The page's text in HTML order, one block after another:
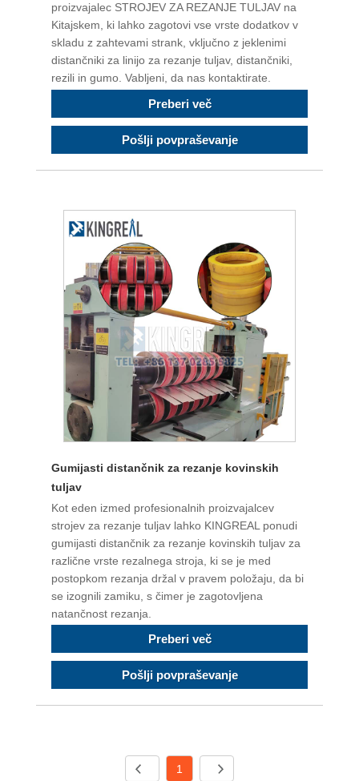
proizvajalec STROJEV ZA REZANJE TULJAV na
Kitajskem, ki lahko zagotovi vse vrste dodatkov v
skladu z zahtevami strank, vključno z jeklenimi
distančniki za linijo za rezanje tuljav, distančniki,
rezili in gumo. Vabljeni, da nas kontaktirate.
Preberi več
Pošlji povpraševanje
Gumijasti distančnik za rezanje kovinskih
tuljav
Kot eden izmed profesionalnih proizvajalcev
strojev za rezanje tuljav lahko KINGREAL ponudi
gumijasti distančnik za rezanje kovinskih tuljav za
različne vrste rezalnega stroja, ki se je med
postopkom rezanja držal v pravem položaju, da bi
se izognili zamiku, s čimer je zagotovljena
natančnost rezanja.
Preberi več
Pošlji povpraševanje
1